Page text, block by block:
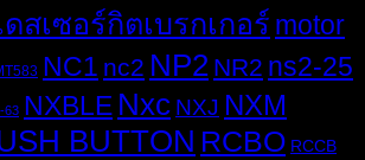
สเซอร์กิตเบรกเกอร์ motor
NC1 nc2 NP2 NR2 ns2-25
63 NXBLE Nxc NXJ NXM
BUTTON RCBO RCCB